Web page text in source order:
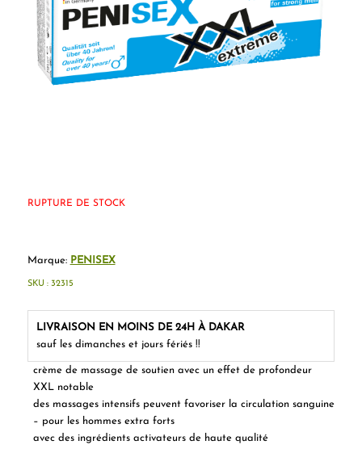
crème de massage de soutien avec un effet de profondeur
XXL notable
des massages intensifs peuvent favoriser la circulation sanguine
– pour les hommes extra forts
avec des ingrédients activateurs de haute qualité
RUPTURE DE STOCK
Marque: PENISEX
LIVRAISON EN MOINS DE 24H À DAKAR
sauf les dimanches et jours fériés !!
SKU : 32315